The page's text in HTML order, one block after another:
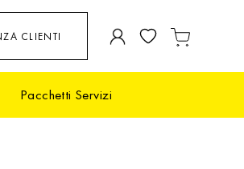
CLIENTI
Salta
Carrello
Pacchetti Servizi